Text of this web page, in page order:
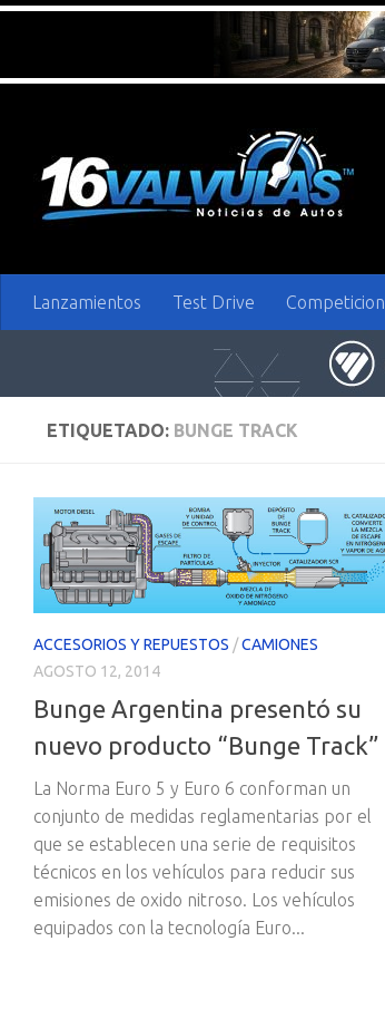
Lanzamientos Test Drive Competicion
ETIQUETADO: BUNGE TRACK
ACCESORIOS Y REPUESTOS /CAMIONES
AGOSTO 12, 2014
Bunge Argentina presentó su
nuevo producto “Bunge Track”
La Norma Euro 5 y Euro 6 conforman un
conjunto de medidas reglamentarias por el
que se establecen una serie de requisitos
técnicos en los vehículos para reducir sus
emisiones de oxido nitroso. Los vehículos
equipados con la tecnología Euro...